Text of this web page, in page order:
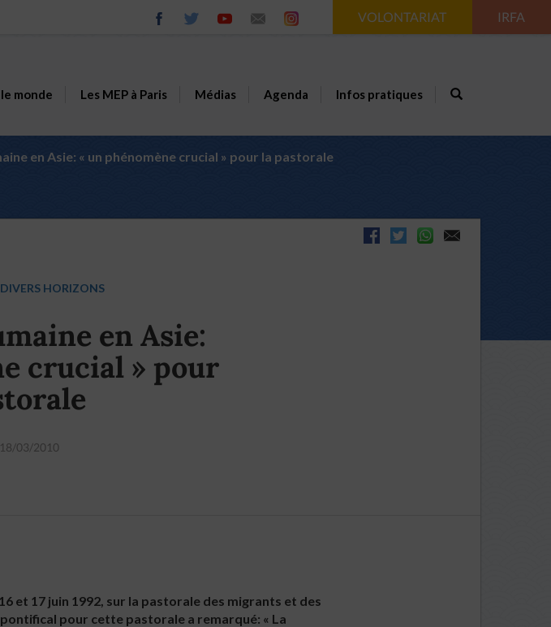
VOLONTARIAT IRFA
monde Les MEP à Paris Médias Agenda Infos pratiques
en Asie: « un phénomène crucial » pour la pastorale
DIVERS HORIZONS
en Asie:
crucial » pour
03/2010
et 17 juin 1992, sur la pastorale des migrants et des
pour cette pastorale a remarqué: « La